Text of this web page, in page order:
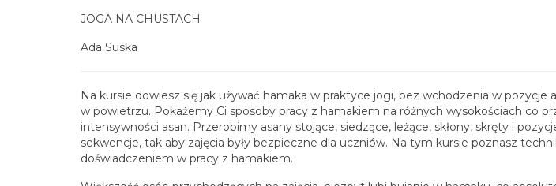
JOGA NA CHUSTACH
Ada Suska
Na kursie dowiesz się jak używać hamaka w praktyce jogi, bez wchodzenia w
w powietrzu. Pokażemy Ci sposoby pracy z hamakiem na różnych wysokościach co
intensywności asan. Przerobimy asany stojące, siedzące, leżące, skłony, skręty i
sekwencje, tak aby zajęcia były bezpieczne dla uczniów. Na tym kursie poznasz
doświadczeniem w pracy z hamakiem.